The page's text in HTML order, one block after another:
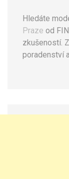
Hledáte
Praze od
zkušeností.
poradenství